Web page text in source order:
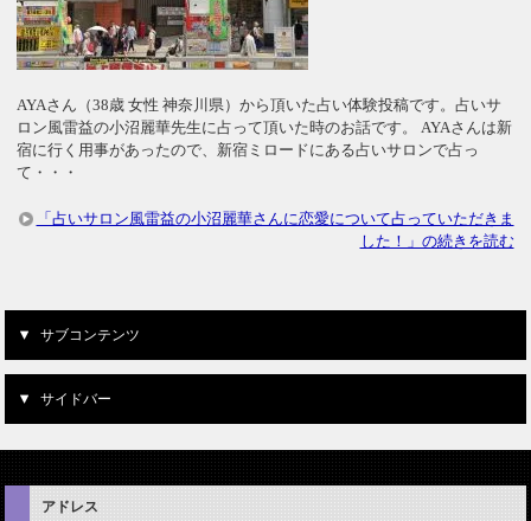
AYAさん（38歳 女性 神奈川県）から頂いた占い体験投稿です。占いサ
ロン風雷益の小沼麗華先生に占って頂いた時のお話です。 AYAさんは新
宿に行く用事があったので、新宿ミロードにある占いサロンで占っ
て・・・
「占いサロン風雷益の小沼麗華さんに恋愛について占っていただきま
した！」の続きを読む
サブコンテンツ
サイドバー
アドレス